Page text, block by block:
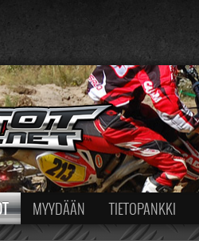
MYYDÄÄN TIETOPANKKI